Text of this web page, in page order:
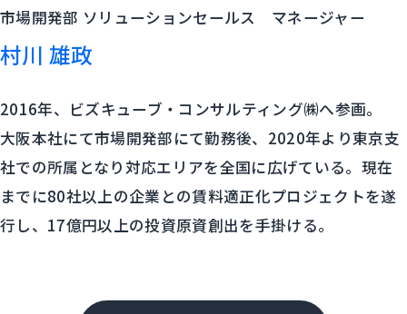
市場開発部 ソリューションセールス マネージャー
村川 雄政
2016年、ビズキューブ・コンサルティング㈱へ参画。
大阪本社にて市場開発部にて勤務後、2020年より東京支
社での所属となり対応エリアを全国に広げている。現在
までに80社以上の企業との賃料適正化プロジェクトを遂
行し、17億円以上の投資原資創出を手掛ける。